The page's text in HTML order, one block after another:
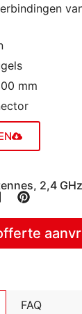
mm
, 2,4
FAQ